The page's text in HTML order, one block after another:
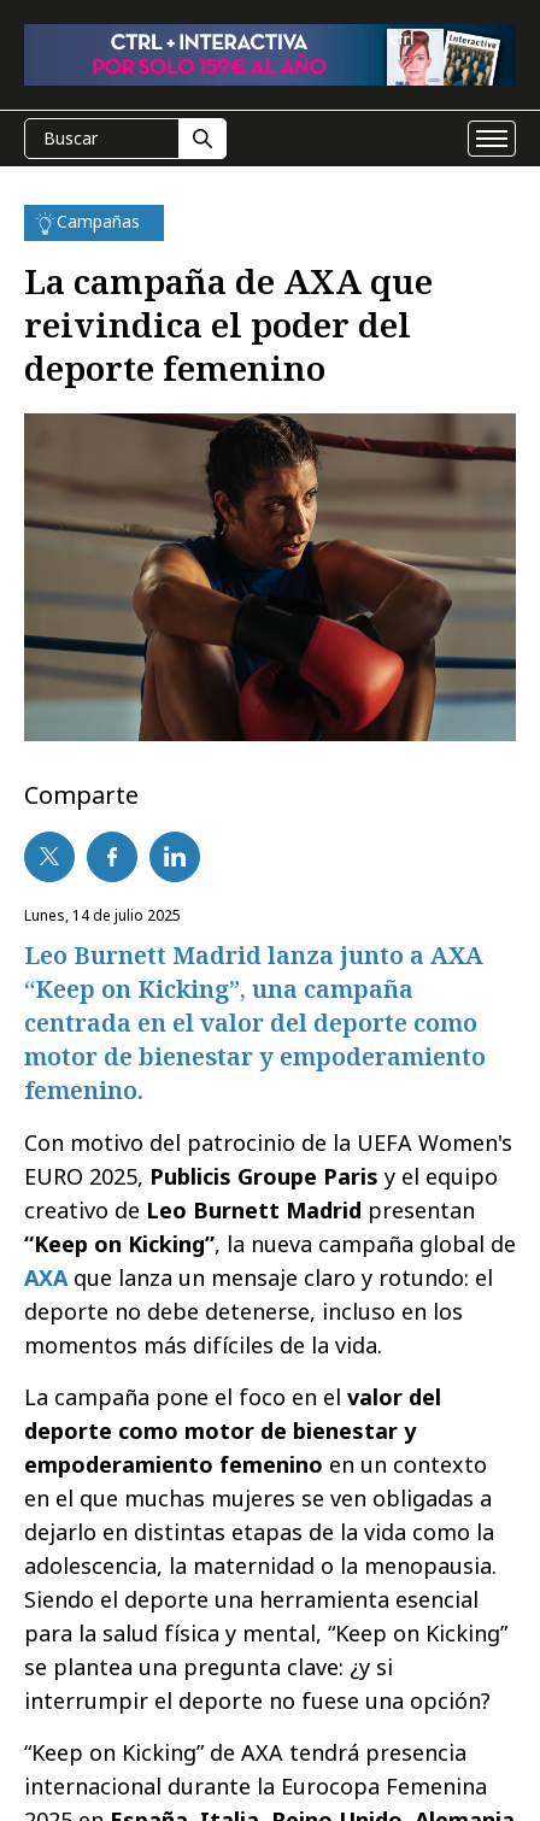
Campañas
La campaña de AXA que
reivindica el poder del
deporte femenino
Comparte
lunes, 14 de julio 2025
Leo Burnett Madrid lanza junto a AXA
“Keep on Kicking”, una campaña
centrada en el valor del deporte como
motor de bienestar y empoderamiento
femenino.
Con motivo del patrocinio de la UEFA Women's
EURO 2025, Publicis Groupe Paris y el equipo
creativo de Leo Burnett Madrid presentan
“Keep on Kicking”, la nueva campaña global de
AXAque lanza un mensaje claro y rotundo: el
deporte no debe detenerse, incluso en los
momentos más difíciles de la vida.
La campaña pone el foco en el valor del
deporte como motor de bienestar y
empoderamiento femenino en un contexto
en el que muchas mujeres se ven obligadas a
dejarlo en distintas etapas de la vida como la
adolescencia, la maternidad o la menopausia.
Siendo el deporte una herramienta esencial
para la salud física y mental, “Keep on Kicking”
se plantea una pregunta clave: ¿y si
interrumpir el deporte no fuese una opción?
“Keep on Kicking” de AXA tendrá presencia
internacional durante la Eurocopa Femenina